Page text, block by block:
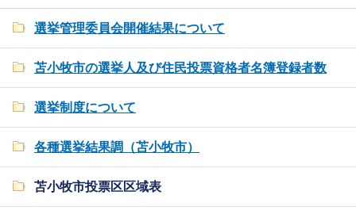
選挙管理委員会開催結果について
苫小牧市の選挙人及び住民投票資格者名簿登録者数
選挙制度について
各種選挙結果調（苫小牧市）
苫小牧市投票区区域表